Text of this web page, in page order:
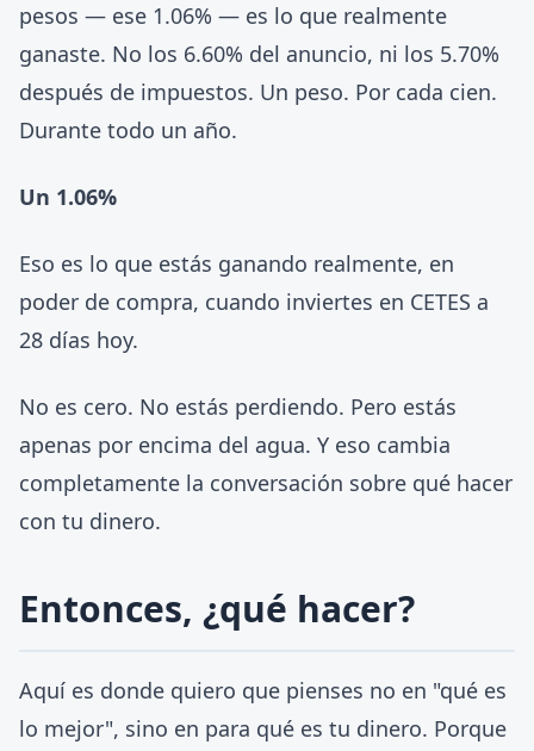
pesos — ese 1.06% — es lo que realmente
ganaste. No los 6.60% del anuncio, ni los 5.70%
después de impuestos. Un peso. Por cada cien.
Durante todo un año.
Un 1.06%
Eso es lo que estás ganando realmente, en
poder de compra, cuando inviertes en CETES a
28 días hoy.
No es cero. No estás perdiendo. Pero estás
apenas por encima del agua. Y eso cambia
completamente la conversación sobre qué hacer
con tu dinero.
Entonces, ¿qué hacer?
Aquí es donde quiero que pienses no en "qué es
lo mejor", sino en para qué es tu dinero. Porque